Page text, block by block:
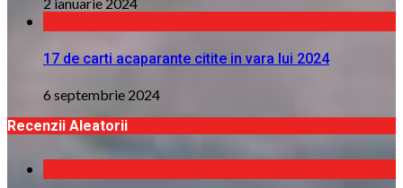
17 de carti acaparante citite in vara lui 2024
6 septembrie 2024
Recenzii Aleatorii